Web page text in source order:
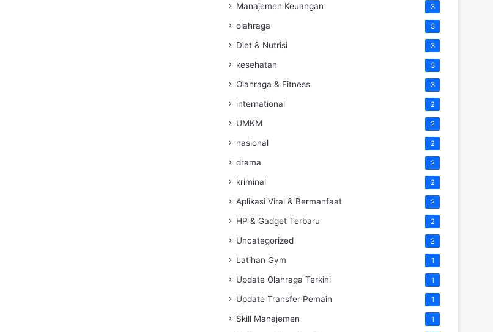
Manajemen Keuangan 3
olahraga 3
Diet & Nutrisi 3
kesehatan 3
Olahraga & Fitness 3
international 2
UMKM 2
nasional 2
drama 2
kriminal 2
Aplikasi Viral & Bermanfaat 2
HP & Gadget Terbaru 2
Uncategorized 2
Latihan Gym 1
Update Olahraga Terkini 1
Update Transfer Pemain 1
Skill Manajemen 1